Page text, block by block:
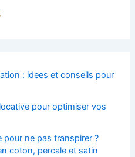
: idees et conseils pour
pour optimiser vos
pour ne pas transpirer ?
coton, percale et satin